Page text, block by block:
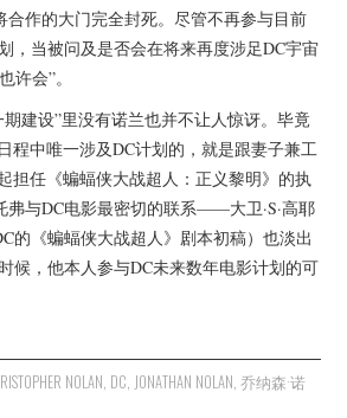
合作的大门完全封死。尽管不再参与目前
，当被问及是否会在将来再度涉足DC宇宙
许会”。
建设”里没有诺兰也并不让人惊讶。毕竟
程中唯一涉及DC计划的，就是跟妻子兼工
担任《蝙蝠侠大战超人：正义黎明》的执
弗与DC电影最密切的联系——大卫·S·高耶
的《蝙蝠侠大战超人》剧本初稿）也淡出
候，他本人参与DC未来数年电影计划的可
NOLAN, DC, JONATHAN NOLAN, 乔纳森·诺